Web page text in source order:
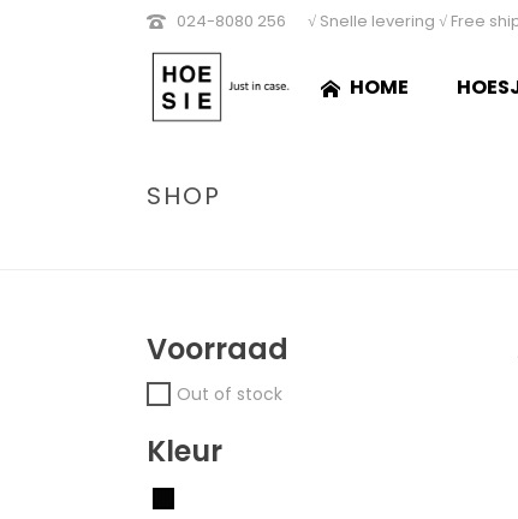
024-8080 256 √ Snelle levering √ Free
HOME
SHOP
Voorraad
Out of stock
Kleur